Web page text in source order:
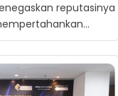
reputasinya
(Alliance on...